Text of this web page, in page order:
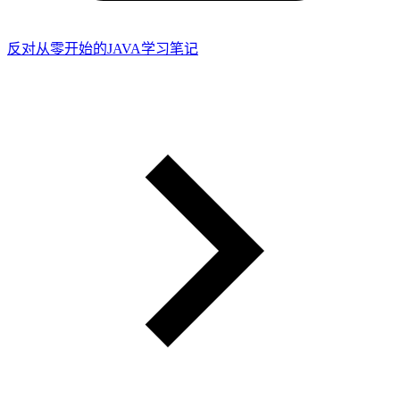
反对从零开始的JAVA学习笔记